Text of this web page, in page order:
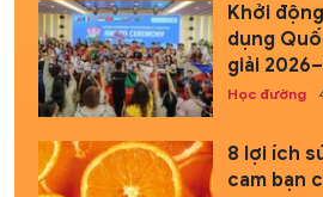
Khởi
dụng
giải
Học đường
8 lợi ích
cam bạn